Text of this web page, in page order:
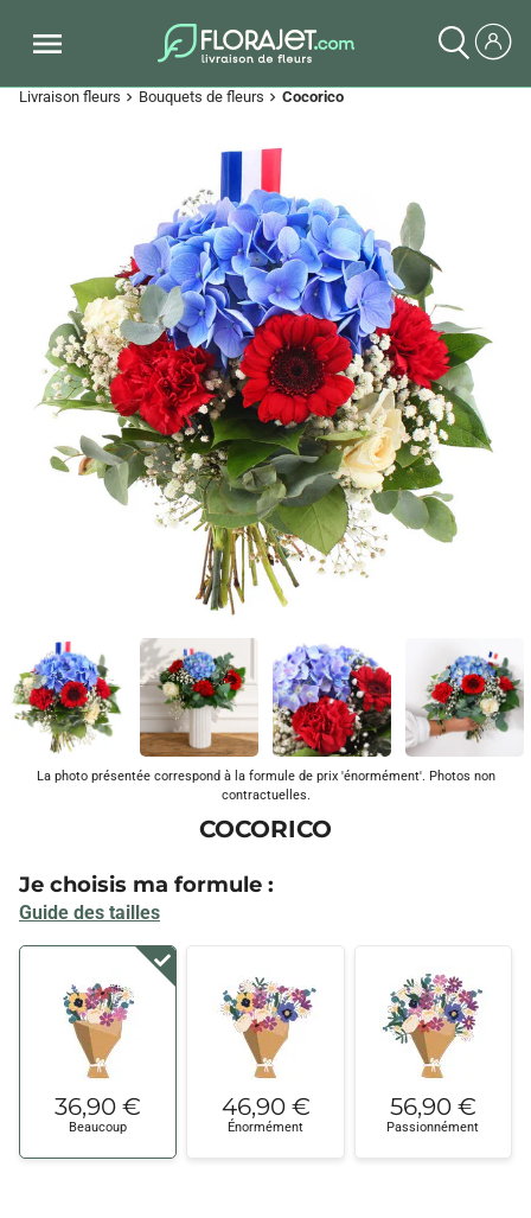
Livraison fleurs chevron_right Bouquets de fleurs chevron_right Cocorico
Previous
La photo présentée correspond à la formule de prix 'énormément'. Photos non
contractuelles.
COCORICO
Je choisis ma formule :
Guide des tailles
36,90 €
Beaucoup
46,90 €
Énormément
56,90 €
Passionnément